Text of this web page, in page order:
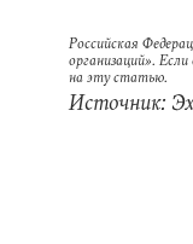
Российская
организаций».
на эту статью.
Источник: